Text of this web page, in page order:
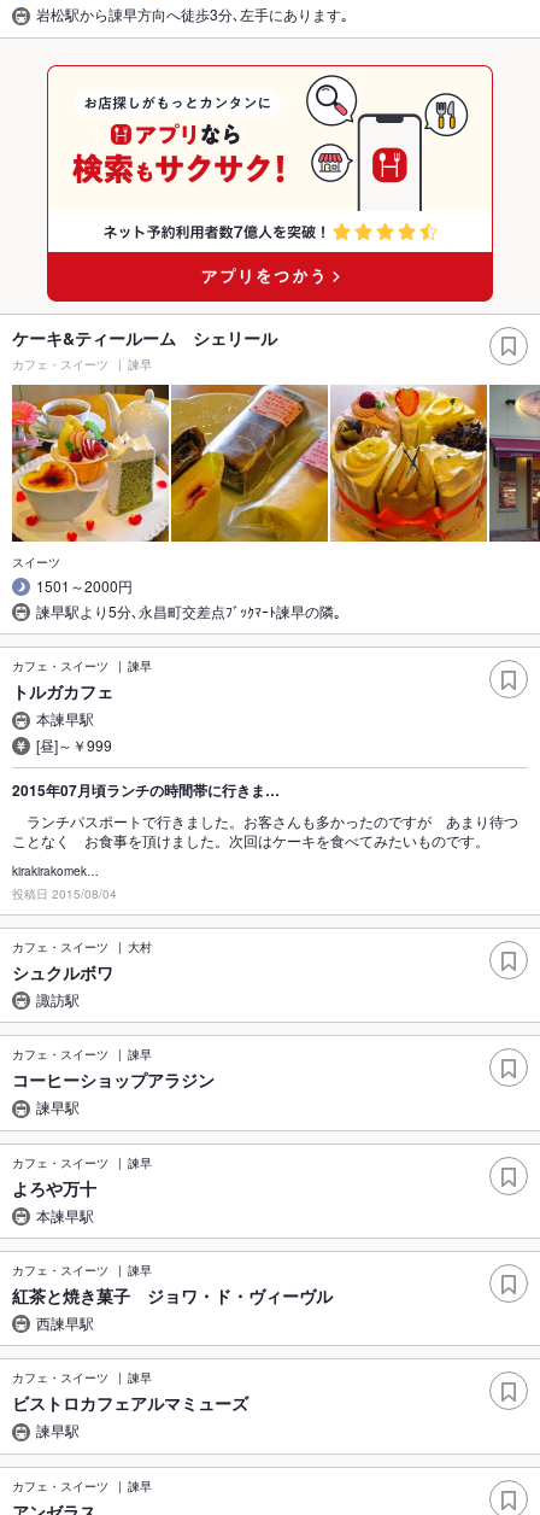
岩松駅から諌早方向へ徒歩3分､左手にあります｡
ケーキ&ティールーム シェリール
カフェ・スイーツ 諫早
スイーツ
1501～2000円
諫早駅より5分､永昌町交差点ﾌﾞｯｸﾏｰﾄ諫早の隣｡
カフェ・スイーツ 諫早
トルガカフェ
本諫早駅
[昼]～￥999
2015年07月頃ランチの時間帯に行きま…
ランチパスポートで行きました。お客さんも多かったのですが あまり待つ
ことなく お食事を頂けました。次回はケーキを食べてみたいものです。
kirakirakomek…
投稿日 2015/08/04
カフェ・スイーツ 大村
シュクルボワ
諏訪駅
カフェ・スイーツ 諫早
コーヒーショップアラジン
諫早駅
カフェ・スイーツ 諫早
よろや万十
本諫早駅
カフェ・スイーツ 諫早
紅茶と焼き菓子 ジョワ・ド・ヴィーヴル
西諫早駅
カフェ・スイーツ 諫早
ビストロカフェアルマミューズ
諫早駅
カフェ・スイーツ 諫早